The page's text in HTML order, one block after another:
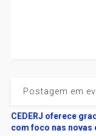
Postagem em
CEDERJ oferece
com foco nas